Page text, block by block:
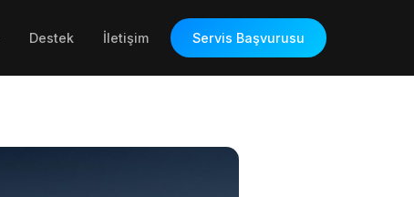
Destek İletişim Servis Başvurusu